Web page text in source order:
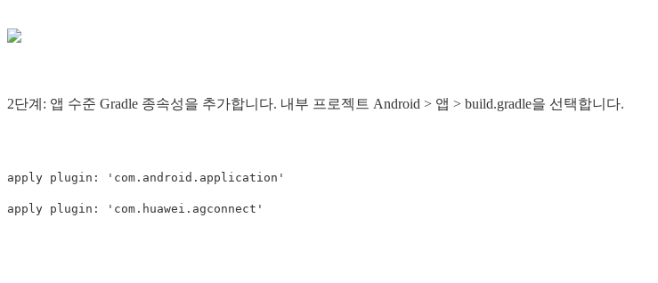
2단계: 앱 수준 Gradle 종속성을 추가합니다. 내부 프로젝트 Android > 앱 > build.gradle을 선택합니다.
apply plugin: 'com.android.application'